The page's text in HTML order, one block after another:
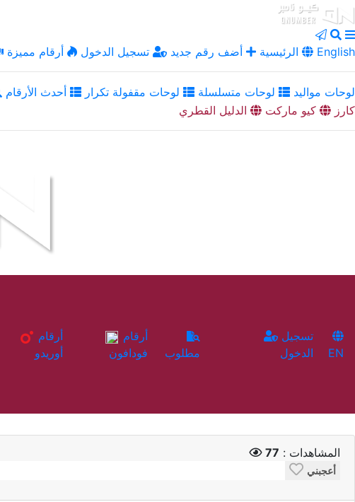
الرئيسية أضف رقم جديد تسجيل الدخول أرقام مميزة English
لوحات مواليد لوحات متسلسلة لوحات مقفولة تكرار أحدث الأرقام
كارز
كيو ماركت الدليل القطري
أوريدو
فودافون
مطلوب
الدخول
EN
المشاهدات : 77
أعجبني